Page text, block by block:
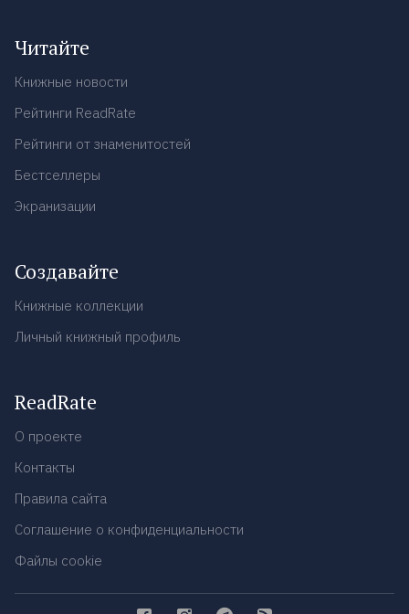
Читайте
Книжные новости
Рейтинги ReadRate
Рейтинги от знаменитостей
Бестселлеры
Экранизации
Создавайте
Книжные коллекции
Личный книжный профиль
ReadRate
О проекте
Контакты
Правила сайта
Соглашение о конфиденциальности
Файлы cookie